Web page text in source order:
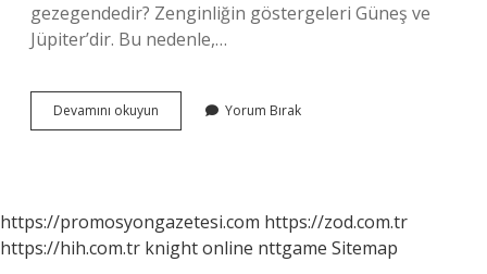
gezegendedir? Zenginliğin göstergeleri Güneş ve
Jüpiter’dir. Bu nedenle,…
Devamını okuyun
Hangi
Yorum Bırak
https://promosyongazetesi.com https://zod.com.tr
https://hih.com.tr knight online nttgame Sitemap